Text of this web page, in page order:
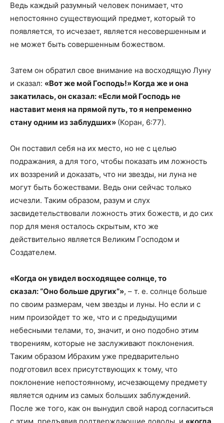
Ведь каждый разумный человек понимает, что
непостоянно существующий предмет, который то
появляется, то исчезает, является несовершенным и
не может быть совершенным божеством.
Затем он обратил свое внимание на восходящую Луну
и сказал: «Вот же мой Господь!» Когда же и она
закатилась, он сказал: «Если мой Господь не
наставит меня на прямой путь, то я непременно
стану одним из заблудших» (Коран, 6:77).
Он поставил себя на их место, но не с целью
подражания, а для того, чтобы показать им ложность
их воззрений и доказать, что ни звезды, ни луна не
могут быть божествами. Ведь они сейчас только
исчезли. Таким образом, разум и слух
засвидетельствовали ложность этих божеств, и до сих
пор для меня осталось скрытым, кто же
действительно является Великим Господом и
Создателем.
«Когда он увидел восходящее солнце, то
сказал: “Оно больше других”», – т. е. солнце больше
по своим размерам, чем звезды и луны. Но если и с
ним произойдет то же, что и с предыдущими
небесными телами, то, значит, и оно подобно этим
творениям, которые не заслуживают поклонения.
Таким образом Ибрахим уже предварительно
подготовил всех присутствующих к тому, что
поклонение непостоянному, исчезающему предмету
является одним из самых больших заблуждений.
После же того, как он вынудил свой народ согласиться